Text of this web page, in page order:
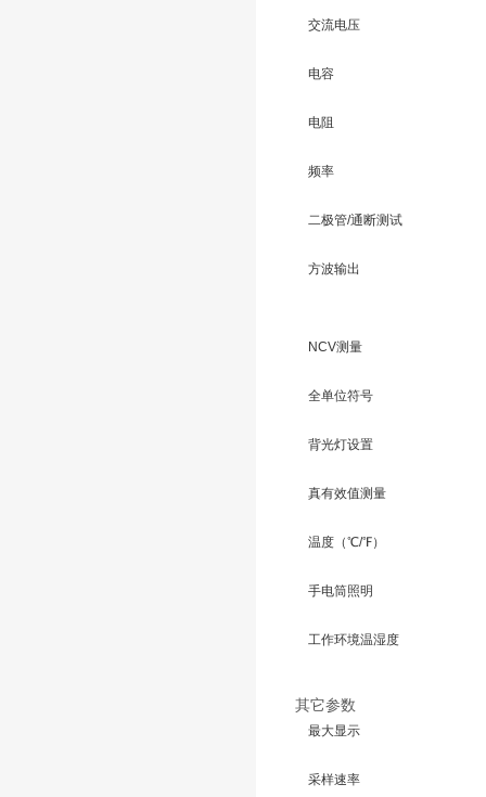
交流电压
电容
电阻
频率
二极管/通断测试
方波输出
NCV测量
全单位符号
背光灯设置
真有效值测量
温度（℃/℉）
手电筒照明
工作环境温湿度
其它参数
最大显示
采样速率